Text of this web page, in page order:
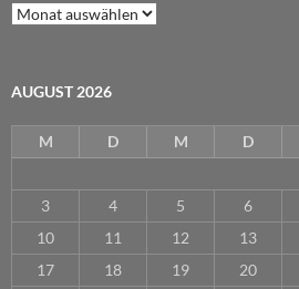
Archiv
AUGUST 2026
M D M D
3
4 5 6
10
11 12 13
17
18 19 20